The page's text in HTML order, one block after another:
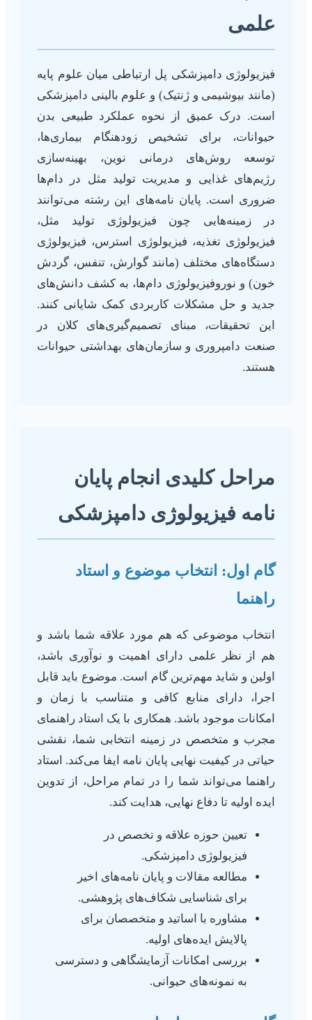
علمی
فیزیولوژی دامپزشکی پل ارتباطی میان علوم پایه
(مانند بیوشیمی و ژنتیک) و علوم بالینی دامپزشکی
است. درک عمیق از نحوه عملکرد طبیعی بدن
حیوانات، برای تشخیص زودهنگام بیماری‌ها،
توسعه روش‌های درمانی نوین، بهینه‌سازی
رژیم‌های غذایی و مدیریت تولید مثل در دام‌ها
ضروری است. پایان نامه‌های این رشته می‌توانند
در زمینه‌هایی چون فیزیولوژی تولید مثل،
فیزیولوژی تغذیه، فیزیولوژی استرس، فیزیولوژی
دستگاه‌های مختلف (مانند گوارش، تنفس، گردش
خون) و نوروفیزیولوژی دام‌ها، به کشف دانش‌های
جدید و حل مشکلات کاربردی کمک شایانی کنند.
این تحقیقات، مبنای تصمیم‌گیری‌های کلان در
صنعت دامپروری و سازمان‌های بهداشتی حیوانات
هستند.
مراحل کلیدی انجام پایان
نامه فیزیولوژی دامپزشکی
گام اول: انتخاب موضوع و استاد
راهنما
انتخاب موضوعی که هم مورد علاقه شما باشد و
هم از نظر علمی دارای اهمیت و نوآوری باشد،
اولین و شاید مهم‌ترین گام است. موضوع باید قابل
اجرا، دارای منابع کافی و متناسب با زمان و
امکانات موجود باشد. همکاری با یک استاد راهنمای
مجرب و متخصص در زمینه انتخابی شما، نقشی
حیاتی در کیفیت نهایی پایان نامه ایفا می‌کند. استاد
راهنما می‌تواند شما را در تمام مراحل، از تدوین
ایده اولیه تا دفاع نهایی، هدایت کند.
تعیین حوزه علاقه و تخصص در
فیزیولوژی دامپزشکی.
مطالعه مقالات و پایان نامه‌های اخیر
برای شناسایی شکاف‌های پژوهشی.
مشاوره با اساتید و متخصصان برای
پالایش ایده‌های اولیه.
بررسی امکانات آزمایشگاهی و دسترسی
به نمونه‌های حیوانی.